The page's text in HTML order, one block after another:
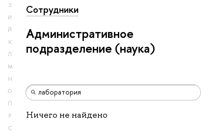
З
И
Й
К
Л
М
Н
О
П
Р
С
Сотрудники
Административное
подразделение (наука)
Ничего не найдено